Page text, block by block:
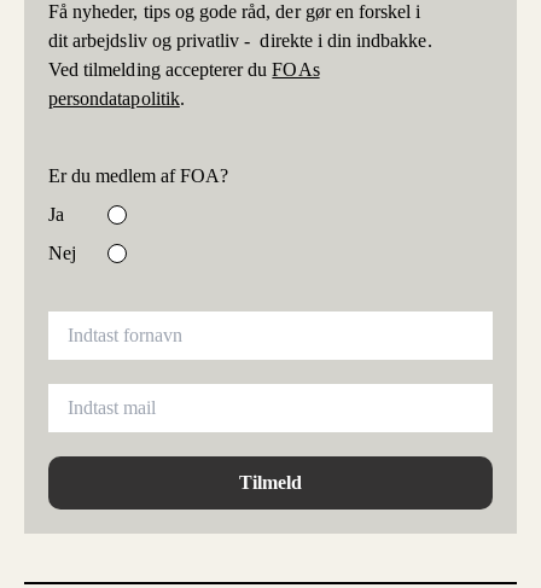
Få nyheder, tips og gode råd, der gør en forskel i
dit arbejdsliv og privatliv - direkte i din indbakke.
Ved tilmelding accepterer duFOAs
persondatapolitik.
Er du medlem af FOA?
Ja
Nej
Tilmeld